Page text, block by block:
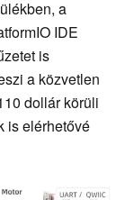
a
IDE
is
a közvetlen
dollár körüli
is elérhetővé